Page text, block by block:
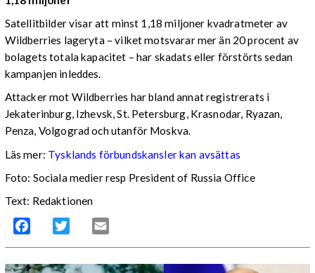
Satellitbilder visar att minst 1,18 miljoner kvadratmeter av
Wildberries lageryta – vilket motsvarar mer än 20 procent av
bolagets totala kapacitet – har skadats eller förstörts sedan
kampanjen inleddes.
Attacker mot Wildberries har bland annat registrerats i
Jekaterinburg, Izhevsk, St. Petersburg, Krasnodar, Ryazan,
Penza, Volgograd och utanför Moskva.
Läs mer: Tysklands förbundskansler kan avsättas
Foto: Sociala medier resp President of Russia Office
Text: Redaktionen
Facebook Twitter